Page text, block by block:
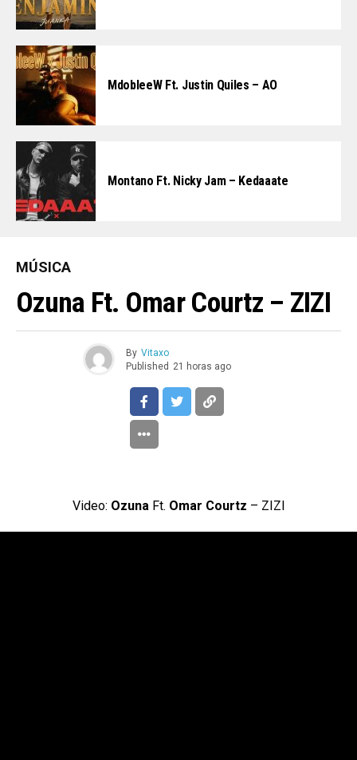
MdobleeW Ft. Justin Quiles – AO
Montano Ft. Nicky Jam – Kedaaate
MÚSICA
Ozuna Ft. Omar Courtz – ZIZI
By Vitaxo
Published 21 horas ago
Video: Ozuna Ft. Omar Courtz – ZIZI